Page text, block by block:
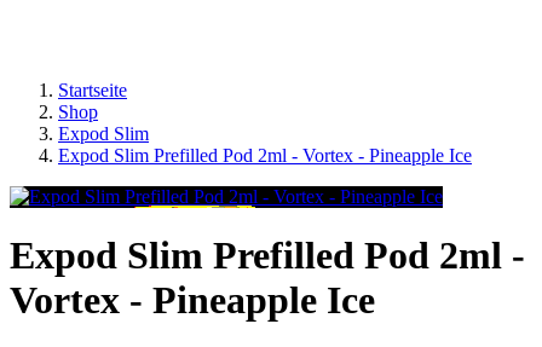
Startseite
Shop
Expod Slim
Expod Slim Prefilled Pod 2ml - Vortex - Pineapple Ice
Expod Slim Prefilled Pod 2ml -
Vortex - Pineapple Ice